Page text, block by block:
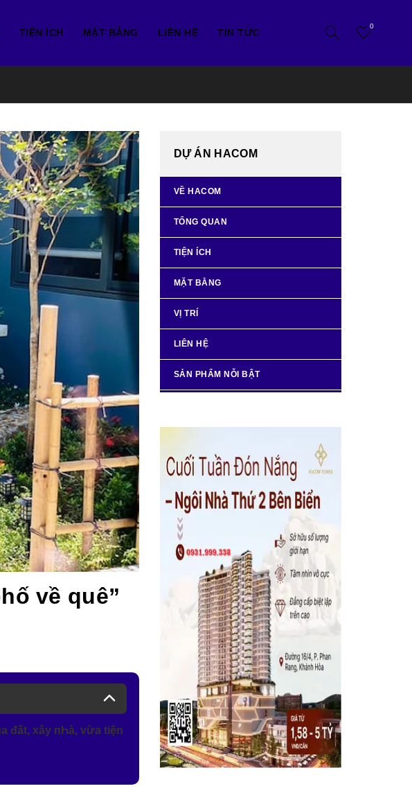
TIỆN ÍCH MẶT BẰNG LIÊN HỆ TIN TỨC
0
về quê”
đất, xây пҺà, vừa tiện
DỰ ÁN HACOM
VỀ HACOM
TỔNG QUAN
TIỆN ÍCH
MẶT BẰNG
VỊ TRÍ
LIÊN HỆ
SẢN PHẨM NỖI BẬT